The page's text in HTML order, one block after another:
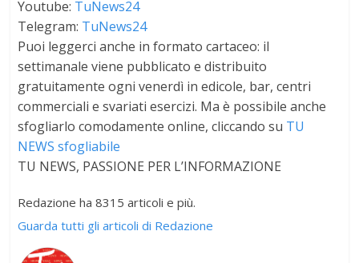
Youtube: TuNews24
Telegram: TuNews24
Puoi leggerci anche in formato cartaceo: il
settimanale viene pubblicato e distribuito
gratuitamente ogni venerdì in edicole, bar, centri
commerciali e svariati esercizi. Ma è possibile anche
sfogliarlo comodamente online, cliccando su TU
NEWS sfogliabile
TU NEWS, PASSIONE PER L’INFORMAZIONE
Redazione ha 8315 articoli e più.
Guarda tutti gli articoli di Redazione